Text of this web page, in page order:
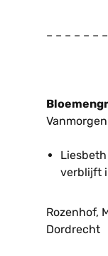
– – – – – –
verblijft
Rozenhof,
Dordrecht